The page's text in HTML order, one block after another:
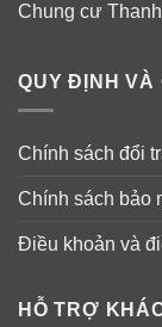
Chung cư
QUY ĐỊNH VÀ
Chính sách đổi
Chính sách bảo
Điều khoản và
HỖ TRỢ